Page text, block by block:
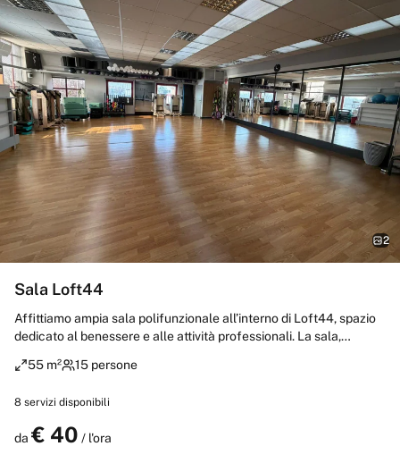
2
Sala Loft44
Affittiamo ampia sala polifunzionale all’interno di Loft44, spazio
dedicato al benessere e alle attività professionali. La sala,
per corsi di pilates, yoga, ginnastica posturale, fitness e attività di
riunioni, corsi di formazione ed eventi. Ambiente curato e
professionale.
55 m² 15 persone
8 servizi disponibili
da € 40 / l'ora